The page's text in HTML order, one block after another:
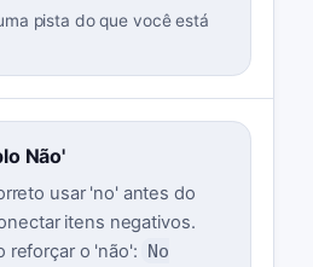
pista do que você está
Não'
usar 'no' antes do
itens negativos.
reforçar o 'não': No